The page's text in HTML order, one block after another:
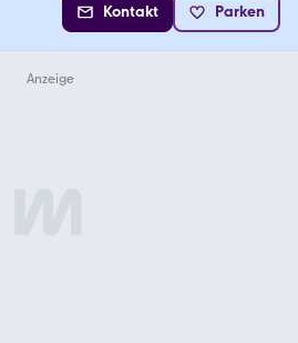
Kontakt Parken